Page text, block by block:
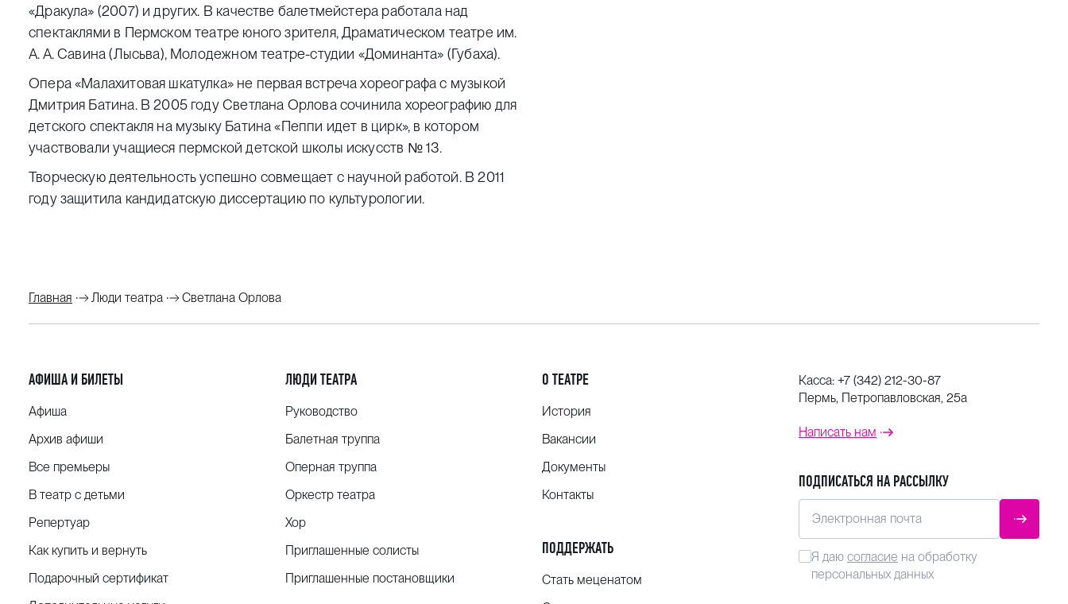
«Дракула» (2007) и других. В качестве балетмейстера работала над
спектаклями в Пермском театре юного зрителя, Драматическом театре им.
А. А. Савина (Лысьва), Молодежном театре-студии «Доминанта» (Губаха).
Опера «Малахитовая шкатулка» не первая встреча хореографа с музыкой
Дмитрия Батина. В 2005 году Светлана Орлова сочинила хореографию для
детского спектакля на музыку Батина «Пеппи идет в цирк», в котором
участвовали учащиеся пермской детской школы искусств № 13.
Творческую деятельность успешно совмещает с научной работой. В 2011
году защитила кандидатскую диссертацию по культурологии.
Главная Люди театра Светлана Орлова
АФИША И БИЛЕТЫ
Афиша
Архив афиши
Все премьеры
В театр с детьми
Репертуар
Как купить и вернуть
Подарочный сертификат
ЛЮДИ ТЕАТРА
Руководство
Балетная труппа
Оперная труппа
Оркестр театра
Хор
Приглашенные солисты
Приглашенные постановщики
О ТЕАТРЕ
История
Вакансии
Документы
Контакты
ПОДДЕРЖАТЬ
Стать меценатом
Касса: +7 (342) 212-30-87
Пермь, Петропавловская, 25а
Написать нам
ПОДПИСАТЬСЯ НА РАССЫЛКУ
Электронная почта
Я даю согласие на обработку
персональных данных